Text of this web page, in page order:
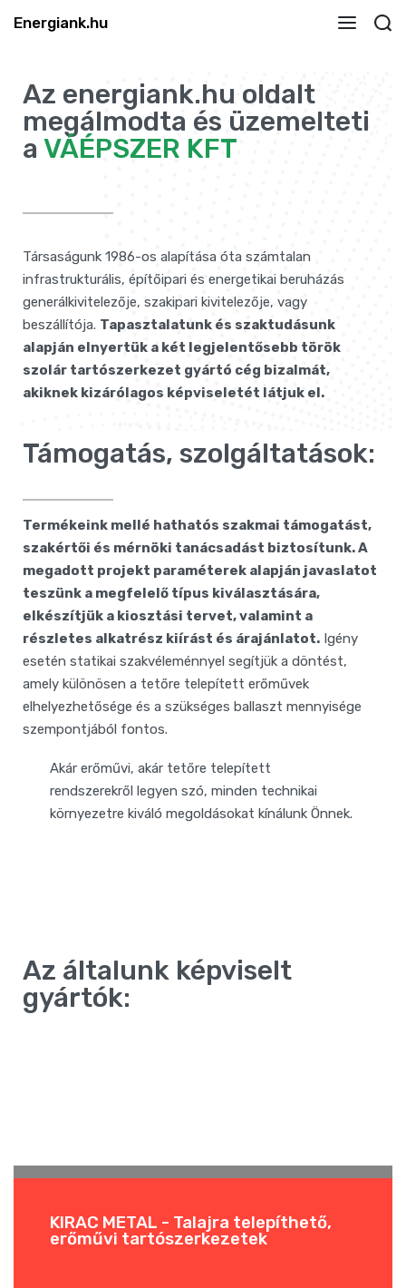
Energiank.hu
Az energiank.hu oldalt
megálmodta és üzemelteti
a VÁÉPSZER KFT
Társaságunk 1986-os alapítása óta számtalan
infrastrukturális, építőipari és energetikai beruházás
generálkivitelezője, szakipari kivitelezője, vagy
beszállítója. Tapasztalatunk és szaktudásunk
alapján elnyertük a két legjelentősebb török
szolár tartószerkezet gyártó cég bizalmát,
akiknek kizárólagos képviseletét látjuk el.
Támogatás, szolgáltatások:
Termékeink mellé hathatós szakmai támogatást,
szakértői és mérnöki tanácsadást biztosítunk.A
megadott projekt paraméterek alapján javaslatot
teszünk a megfelelő típus kiválasztására,
elkészítjük a kiosztási tervet, valamint a
részletes alkatrész kiírást és árajánlatot. Igény
esetén statikai szakvéleménnyel segítjük a döntést,
amely különösen a tetőre telepített erőművek
elhelyezhetősége és a szükséges ballaszt mennyisége
szempontjából fontos.
Akár erőművi, akár tetőre telepített
rendszerekről legyen szó, minden technikai
környezetre kiváló megoldásokat kínálunk Önnek.
Az általunk képviselt
gyártók:
KIRAC METAL - Talajra telepíthető,
erőművi tartószerkezetek